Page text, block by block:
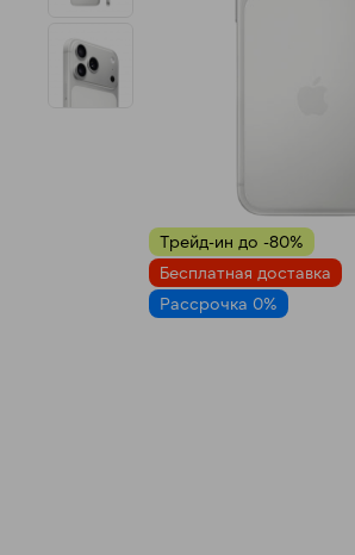
Трейд-ин до -80%
Бесплатная доставка
Рассрочка 0%